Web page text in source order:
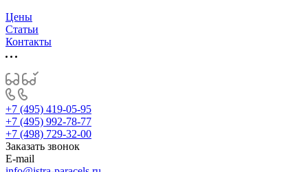
Цены
Статьи
Контакты
+7 (495) 419-05-95
+7 (495) 992-78-77
+7 (498) 729-32-00
Заказать звонок
E-mail